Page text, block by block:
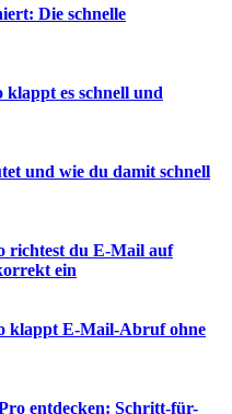
Die schnelle
es schnell und
und wie du damit schnell
richtest du E-Mail auf
ein
klappt E-Mail-Abruf ohne
entdecken: Schritt-für-